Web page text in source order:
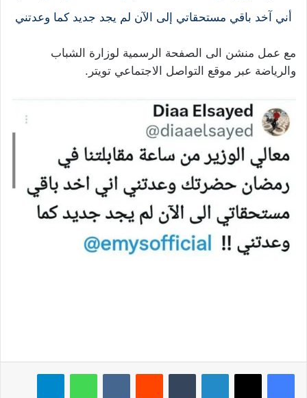
أني آخد باقي مستحقاتي إلى الآن لم يجد جديد كما وعدتني
مع عمل منشن الى الصفحة الرسمية لوزارة الشباب
والرياضة عبر موقع التواصل الاجتماعي تويتر.
لينكدإن واتساب